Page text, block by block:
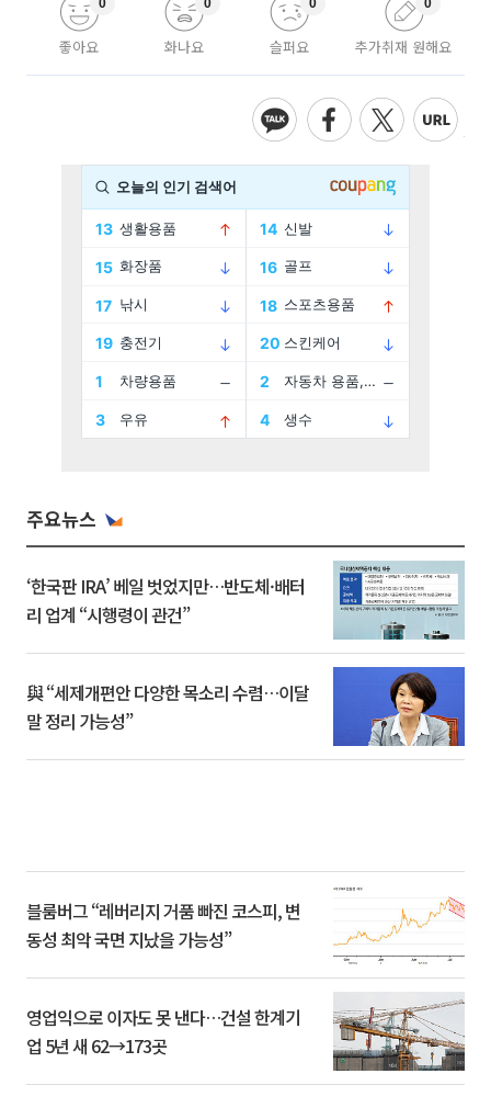
좋아요
0
화나요
0
슬퍼요
0
추가취재 원해요
0
주요뉴스
‘한국판 IRA’ 베일 벗었지만…반도체·배터
리 업계 “시행령이 관건”
與 “세제개편안 다양한 목소리 수렴…이달
말 정리 가능성”
블룸버그 “레버리지 거품 빠진 코스피, 변
동성 최악 국면 지났을 가능성”
영업익으로 이자도 못 낸다…건설 한계기
업 5년 새 62→173곳